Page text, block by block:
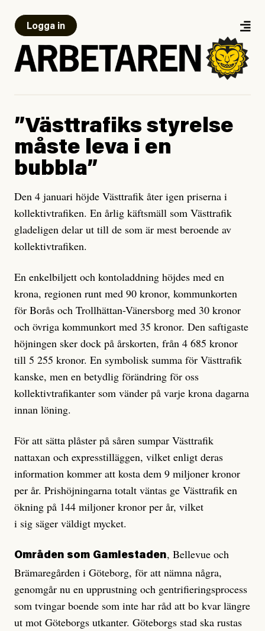
Logga in
”Västtrafiks styrelse
måste leva i en
bubbla”
Den 4 januari höjde Västtrafik åter igen priserna i
kollektivtrafiken. En årlig käftsmäll som Västtrafik
gladeligen delar ut till de som är mest beroende av
kollektivtrafiken.
En enkelbiljett och kontoladdning höjdes med en
krona, regionen runt med 90 kronor, kommunkorten
för Borås och Trollhättan-Vänersborg med 30 kronor
och övriga kommunkort med 35 kronor. Den saftigaste
höjningen sker dock på årskorten, från 4 685 kronor
till 5 255 kronor. En symbolisk summa för Västtrafik
kanske, men en betydlig förändring för oss
kollektivtrafikanter som vänder på varje krona dagarna
innan löning.
För att sätta plåster på såren sumpar Västtrafik
nattaxan och expresstilläggen, vilket enligt deras
information kommer att kosta dem 9 miljoner kronor
per år. Prishöjningarna totalt väntas ge Västtrafik en
ökning på 144 miljoner kronor per år, vilket
i sig säger väldigt mycket.
Områden som Gamlestaden, Bellevue och
Brämaregården i Göteborg, för att nämna några,
genomgår nu en upprustning och gentrifieringsprocess
som tvingar boende som inte har råd att bo kvar längre
ut mot Göteborgs utkanter. Göteborgs stad ska rustas